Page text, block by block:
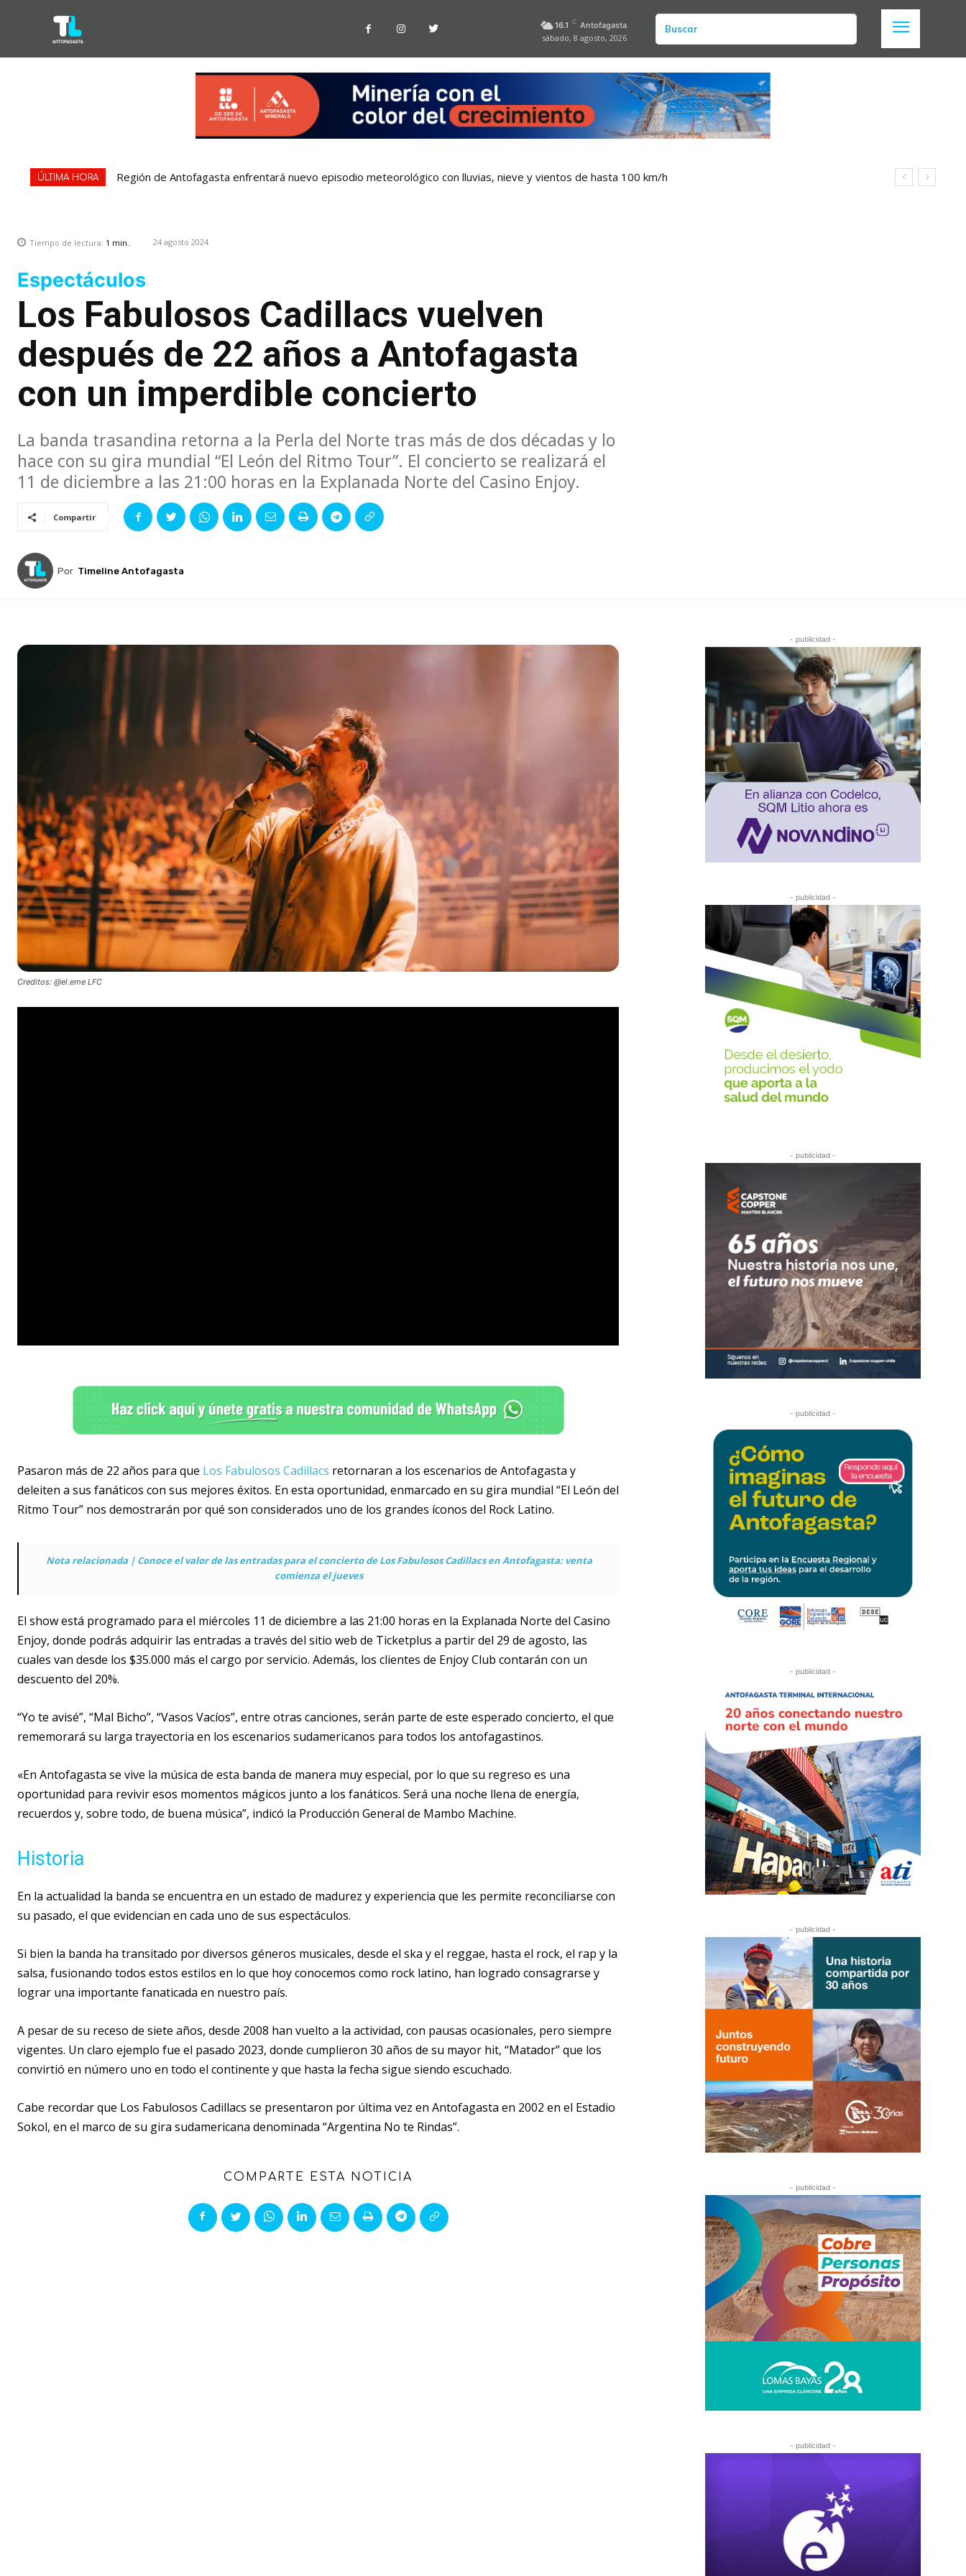
16.1 C Antofagasta
sábado, 8 agosto, 2026
Buscar
ÚLTIMA HORA Región de Antofagasta enfrentará nuevo episodio meteorológico con lluvias, nieve y vientos de hasta 100 km/h
Tiempo de lectura: 1 min. 24 agosto 2024
Espectáculos
Los Fabulosos Cadillacs vuelven
después de 22 años a Antofagasta
con un imperdible concierto
La banda trasandina retorna a la Perla del Norte tras más de dos décadas y lo
hace con su gira mundial “El León del Ritmo Tour”. El concierto se realizará el
11 de diciembre a las 21:00 horas en la Explanada Norte del Casino Enjoy.
Compartir
Por Timeline Antofagasta
Creditos: @el.eme LFC
Pasaron más de 22 años para que Los Fabulosos Cadillacs retornaran a los escenarios de Antofagasta y
deleiten a sus fanáticos con sus mejores éxitos. En esta oportunidad, enmarcado en su gira mundial “El León del
Ritmo Tour” nos demostrarán por qué son considerados uno de los grandes íconos del Rock Latino.
Nota relacionada | Conoce el valor de las entradas para el concierto de Los Fabulosos Cadillacs en Antofagasta: venta
comienza el jueves
El show está programado para el miércoles 11 de diciembre a las 21:00 horas en la Explanada Norte del Casino
Enjoy, donde podrás adquirir las entradas a través del sitio web de Ticketplus a partir del 29 de agosto, las
cuales van desde los $35.000 más el cargo por servicio. Además, los clientes de Enjoy Club contarán con un
descuento del 20%.
“Yo te avisé”, “Mal Bicho”, “Vasos Vacíos”, entre otras canciones, serán parte de este esperado concierto, el que
rememorará su larga trayectoria en los escenarios sudamericanos para todos los antofagastinos.
«En Antofagasta se vive la música de esta banda de manera muy especial, por lo que su regreso es una
oportunidad para revivir esos momentos mágicos junto a los fanáticos. Será una noche llena de energía,
recuerdos y, sobre todo, de buena música”, indicó la Producción General de Mambo Machine.
Historia
En la actualidad la banda se encuentra en un estado de madurez y experiencia que les permite reconciliarse con
su pasado, el que evidencian en cada uno de sus espectáculos.
Si bien la banda ha transitado por diversos géneros musicales, desde el ska y el reggae, hasta el rock, el rap y la
salsa, fusionando todos estos estilos en lo que hoy conocemos como rock latino, han logrado consagrarse y
lograr una importante fanaticada en nuestro país.
A pesar de su receso de siete años, desde 2008 han vuelto a la actividad, con pausas ocasionales, pero siempre
vigentes. Un claro ejemplo fue el pasado 2023, donde cumplieron 30 años de su mayor hit, “Matador” que los
convirtió en número uno en todo el continente y que hasta la fecha sigue siendo escuchado.
Cabe recordar que Los Fabulosos Cadillacs se presentaron por última vez en Antofagasta en 2002 en el Estadio
Sokol, en el marco de su gira sudamericana denominada “Argentina No te Rindas”.
COMPARTE ESTA NOTICIA
- publicidad -
- publicidad -
- publicidad -
- publicidad -
- publicidad -
- publicidad -
- publicidad -
- publicidad -